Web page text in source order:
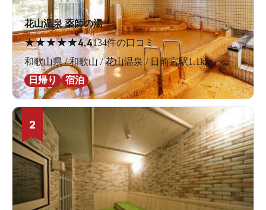
花山温泉 薬師の湯
★★★★★4.4134件の口コミ
和歌山県 / 和歌山 / 花山温泉 / 日前宮駅1.1km
日帰り
宿泊
2